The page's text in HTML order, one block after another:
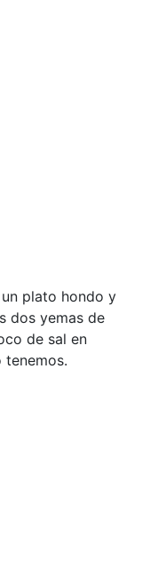
plato hondo y
dos yemas de
de sal en
tenemos.